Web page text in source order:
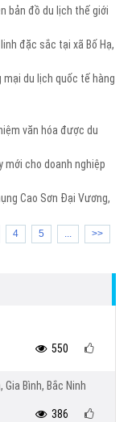
bản đồ du lịch thế giới
đặc sắc tại xã Bố Hạ,
mại du lịch quốc tế hàng
văn hóa được du
mới cho doanh nghiệp
Cao Sơn Đại Vương,
4 5 ... >>
550
Gia Bình, Bắc Ninh
386